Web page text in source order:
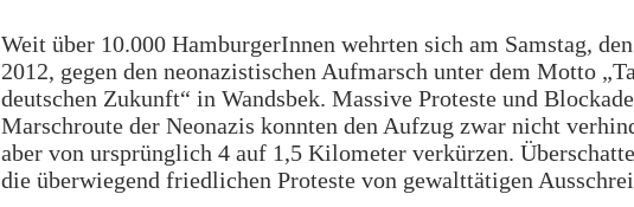
Weit über 10.000 HamburgerInnen wehrten sich am Samstag,
2012, gegen den neonazistischen Aufmarsch unter dem Motto
deutschen Zukunft“ in Wandsbek. Massive Proteste und
Marschroute der Neonazis konnten den Aufzug zwar nicht
aber von ursprünglich 4 auf 1,5 Kilometer verkürzen.
die überwiegend friedlichen Proteste von gewalttätigen